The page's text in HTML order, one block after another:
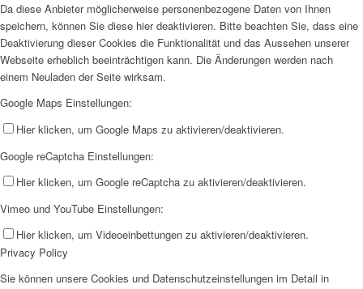
Da diese Anbieter möglicherweise personenbezogene Daten von Ihnen
speichern, können Sie diese hier deaktivieren. Bitte beachten Sie, dass eine
Deaktivierung dieser Cookies die Funktionalität und das Aussehen unserer
Webseite erheblich beeinträchtigen kann. Die Änderungen werden nach
einem Neuladen der Seite wirksam.
Google Maps Einstellungen:
Hier klicken, um Google Maps zu aktivieren/deaktivieren.
Google reCaptcha Einstellungen:
Hier klicken, um Google reCaptcha zu aktivieren/deaktivieren.
Vimeo und YouTube Einstellungen:
Hier klicken, um Videoeinbettungen zu aktivieren/deaktivieren.
Privacy Policy
Sie können unsere Cookies und Datenschutzeinstellungen im Detail in